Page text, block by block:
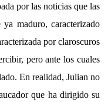
por las noticias que las
maduro, caracterizado
por claroscuros
pero ante los cuales
En realidad, Julian no
que ha dirigido su